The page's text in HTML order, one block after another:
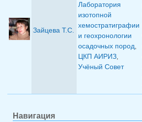
Зайцева Т.С.
Лаборатория
изотопной
хемостратиграфии
и геохронологии
осадочных пород,
ЦКП АИРИЗ,
Учёный Совет
Навигация